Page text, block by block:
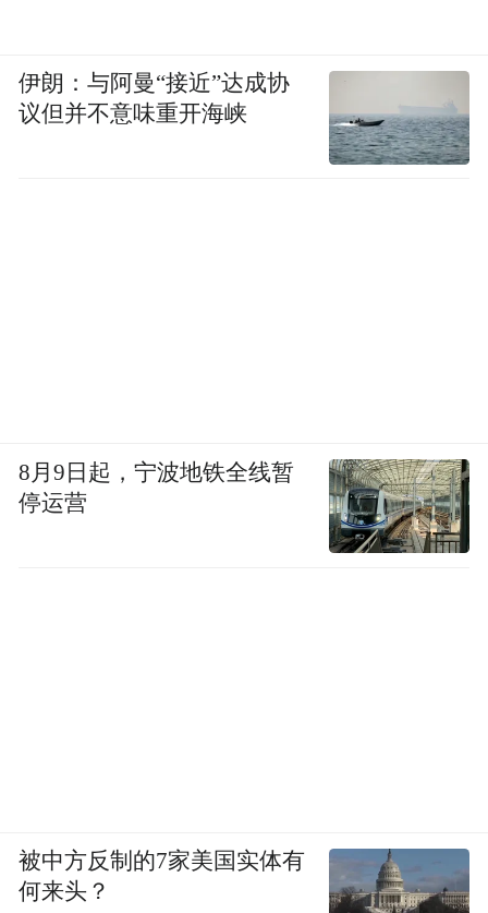
伊朗：与阿曼“接近”达成协
议但并不意味重开海峡
8月9日起，宁波地铁全线暂
停运营
被中方反制的7家美国实体有
何来头？